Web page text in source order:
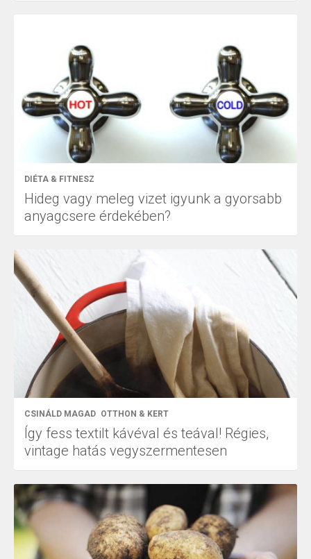
DIÉTA & FITNESZ
Hideg vagy meleg vizet igyunk a gyorsabb
anyagcsere érdekében?
CSINÁLD MAGAD OTTHON & KERT
Így fess textilt kávéval és teával! Régies,
vintage hatás vegyszermentesen